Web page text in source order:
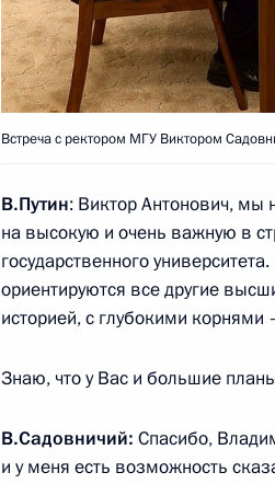
Встреча с ректором МГУ
8 октября 2015 года, 16:00
Внесены изменения в закон
13 июля 2015 года, 16:10
Заседание попечительского
Встреча с ректором МГУ Виктором
В.Путин: Виктор Антонович, мы
на высокую и очень важную в
государственного
ориентируются все другие
историей, с глубокими
Знаю, что у Вас и большие
В.Садовничий: Спасибо,
и у меня есть возможность